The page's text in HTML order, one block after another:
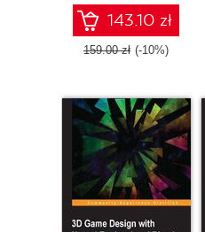
143.10 zł
159.00 zł (-10%)